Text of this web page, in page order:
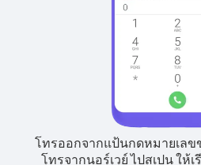
โทรออกจากแป้นกดหมายเลข
โทรจากนอร์เวย์ ไปสเปน ให้